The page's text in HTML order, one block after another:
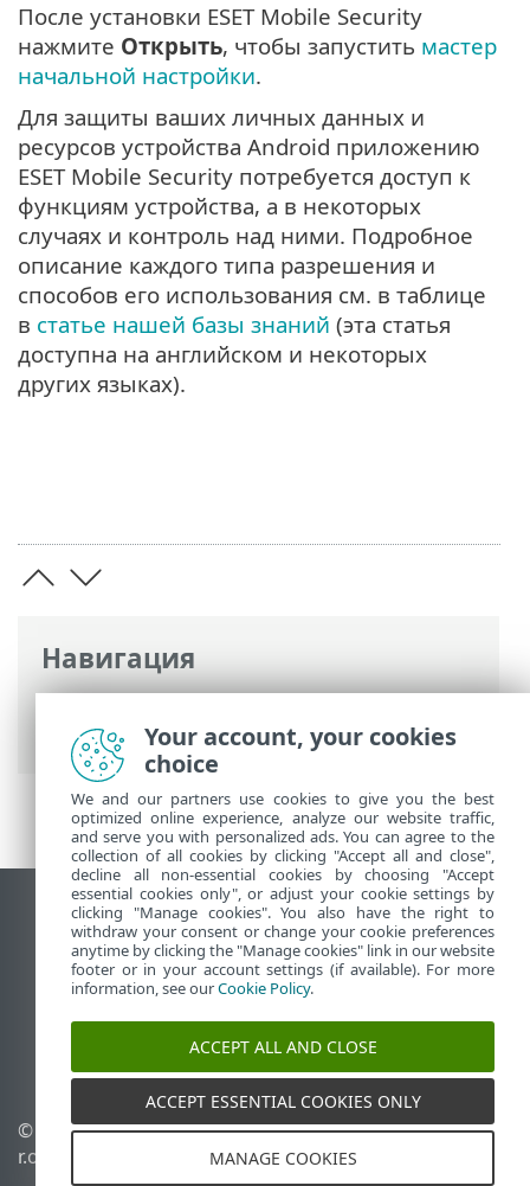
Навигация
Security >Installation_gp
После установки ESET Mobile Security
нажмите Открыть, чтобы запустить мастер
начальной настройки.
Для защиты ваших личных данных и
ресурсов устройства Android приложению
ESET Mobile Security потребуется доступ к
функциям устройства, а в некоторых
случаях и контроль над ними. Подробное
описание каждого типа разрешения и
способов его использования см. в таблице
в статье нашей базы знаний (эта статья
доступна на английском и некоторых
других языках).
Использовать сайт для ПК
End of Life
База знаний ESET
ESET Status Portal
Региональная поддержка
© 1992-2026ESET, spol. s
r.o. - Все права защищены.
Управлять файлами
Your account, your cookies
choice
We and our partners use cookies to give you the best
optimized online experience, analyze our website traffic,
and serve you with personalized ads. You can agree to the
collection of all cookies by clicking "Accept all and close",
decline all non-essential cookies by choosing "Accept
essential cookies only", or adjust your cookie settings by
clicking "Manage cookies". You also have the right to
withdraw your consent or change your cookie preferences
anytime by clicking the "Manage cookies" link in our website
footer or in your account settings (if available). For more
information, see ourCookie Policy.
ACCEPT ALL AND CLOSE
ACCEPT ESSENTIAL COOKIES ONLY
MANAGE COOKIES